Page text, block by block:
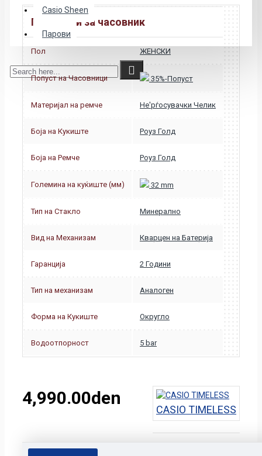
Casio Sheen
Парови
Податоци за часовник
Пол ЖЕНСКИ
Попуст на Часовници 35%-Попуст
Материјал на ремче Не'рѓосувачки Челик
Боја на Кукиште Роуз Голд
Боја на Ремче Роуз Голд
Големина на куќиште (мм) 32 mm
Тип на Стакло Минерално
Вид на Механизам Кварцен на Батерија
Гаранција 2 Години
Тип на механизам Аналоген
Форма на Кукиште Округло
Водоотпорност 5 bar
4,990.00den
CASIO TIMELESS